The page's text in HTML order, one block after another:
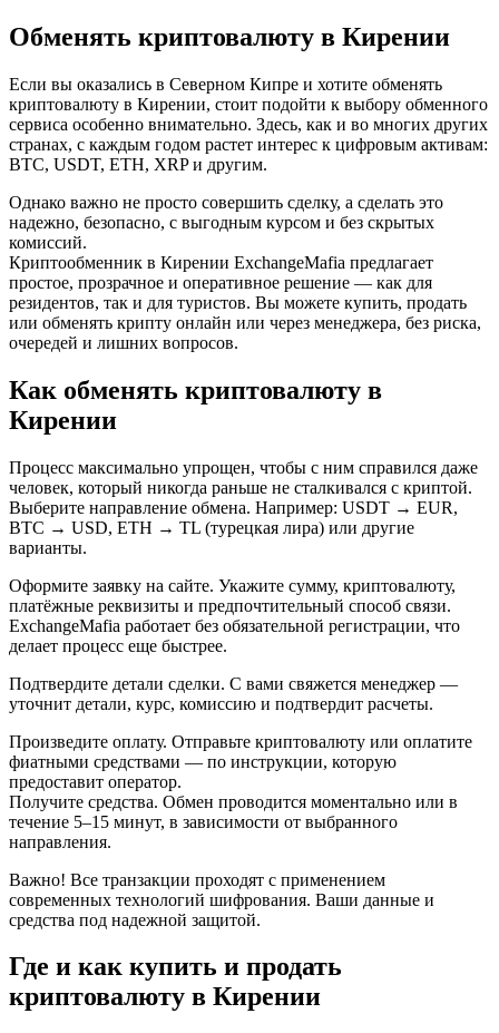
Обменять криптовалюту в Кирении
Если вы оказались в Северном Кипре и хотите обменять
криптовалюту в Кирении, стоит подойти к выбору обменного
сервиса особенно внимательно. Здесь, как и во многих других
странах, с каждым годом растет интерес к цифровым активам:
BTC, USDT, ETH, XRP и другим.
Однако важно не просто совершить сделку, а сделать это
надежно, безопасно, с выгодным курсом и без скрытых
комиссий.
Криптообменник в Кирении ExchangeMafia предлагает
простое, прозрачное и оперативное решение — как для
резидентов, так и для туристов. Вы можете купить, продать
или обменять крипту онлайн или через менеджера, без риска,
очередей и лишних вопросов.
Как обменять криптовалюту в
Кирении
Процесс максимально упрощен, чтобы с ним справился даже
человек, который никогда раньше не сталкивался с криптой.
Выберите направление обмена. Например: USDT → EUR,
BTC → USD, ETH → TL (турецкая лира) или другие
варианты.
Оформите заявку на сайте. Укажите сумму, криптовалюту,
платёжные реквизиты и предпочтительный способ связи.
ExchangeMafia работает без обязательной регистрации, что
делает процесс еще быстрее.
Подтвердите детали сделки. С вами свяжется менеджер —
уточнит детали, курс, комиссию и подтвердит расчеты.
Произведите оплату. Отправьте криптовалюту или оплатите
фиатными средствами — по инструкции, которую
предоставит оператор.
Получите средства. Обмен проводится моментально или в
течение 5–15 минут, в зависимости от выбранного
направления.
Важно! Все транзакции проходят с применением
современных технологий шифрования. Ваши данные и
средства под надежной защитой.
Где и как купить и продать
криптовалюту в Кирении